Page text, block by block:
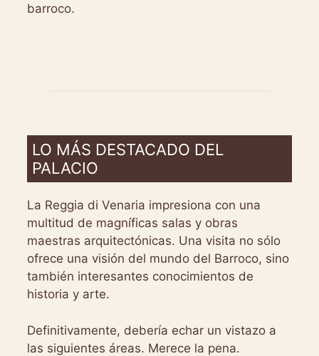
barroco.
LO MÁS DESTACADO DEL
PALACIO
La Reggia di Venaria impresiona con una
multitud de magníficas salas y obras
maestras arquitectónicas. Una visita no sólo
ofrece una visión del mundo del Barroco, sino
también interesantes conocimientos de
historia y arte.
Definitivamente, debería echar un vistazo a
las siguientes áreas. Merece la pena.